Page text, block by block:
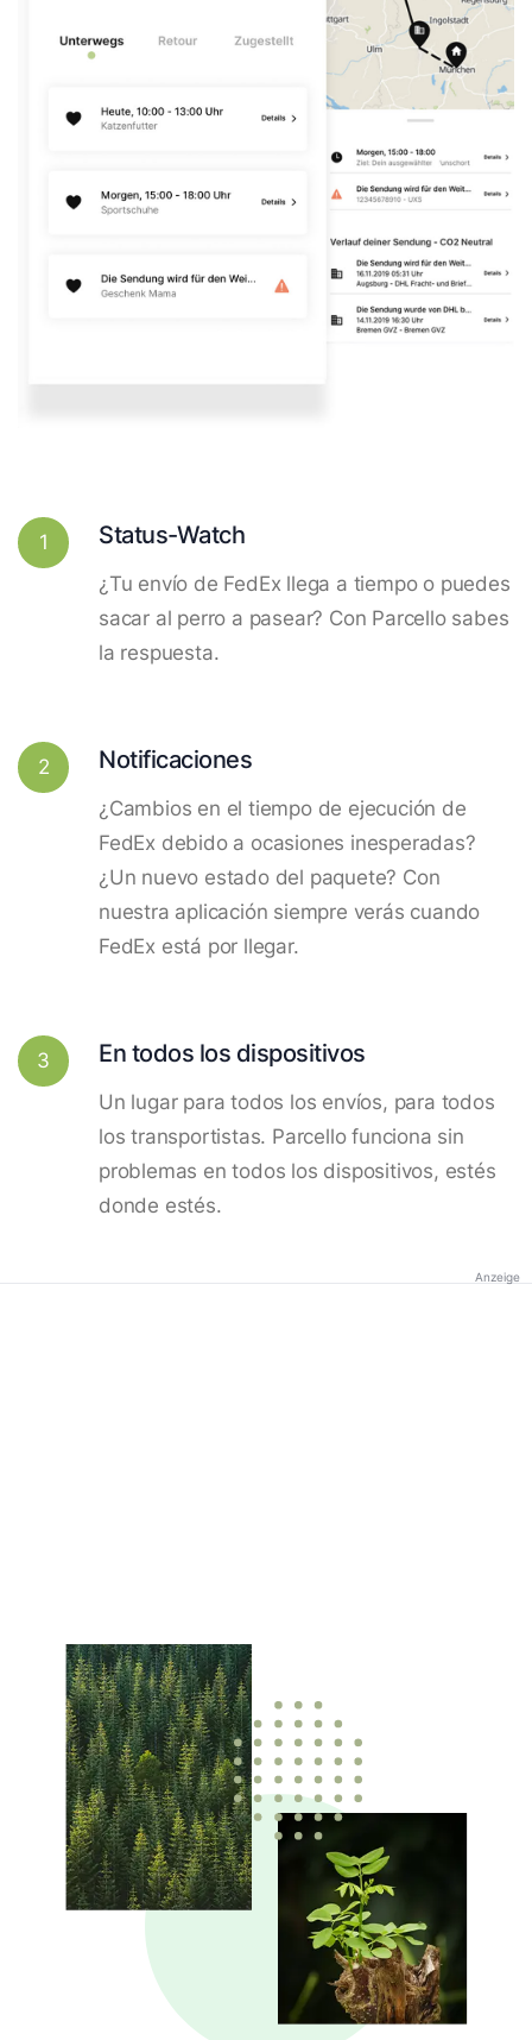
1 Status-Watch
¿Tu envío de FedEx llega a tiempo o puedes
sacar al perro a pasear? Con Parcello sabes
la respuesta.
2 Notificaciones
¿Cambios en el tiempo de ejecución de
FedEx debido a ocasiones inesperadas?
¿Un nuevo estado del paquete? Con
nuestra aplicación siempre verás cuando
FedEx está por llegar.
3 En todos los dispositivos
Un lugar para todos los envíos, para todos
los transportistas. Parcello funciona sin
problemas en todos los dispositivos, estés
donde estés.
Anzeige